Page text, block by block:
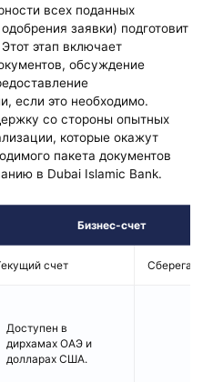
всех поданных
заявки) подготовит
этап включает
обсуждение
если это необходимо.
со стороны опытных
которые окажут
пакета документов
в Dubai Islamic Bank.
Бизнес-счет
счет
Доступен в
дирхамах ОАЭ и
долларах США.